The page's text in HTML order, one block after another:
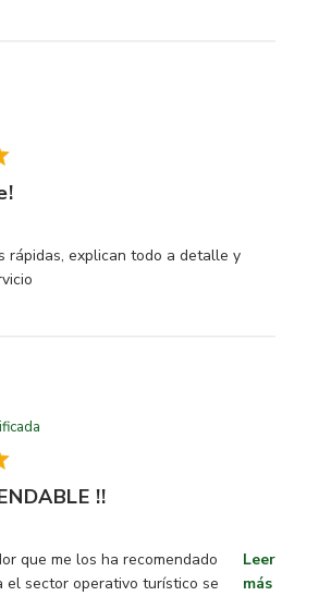
rápidas, explican todo a detalle y
content Tienen respuestas
!!
que me los ha recomendado
el sector operativo turístico se
Leer
más
content Tengo un proveedor que